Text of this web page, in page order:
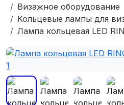
Визажное оборудование
Кольцевые лампы для
Лампа кольцевая LED